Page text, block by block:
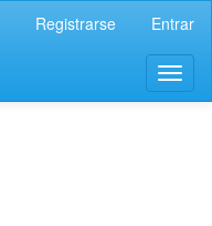
Registrarse Entrar